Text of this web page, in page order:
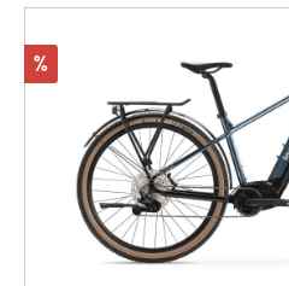
Rabatt
%